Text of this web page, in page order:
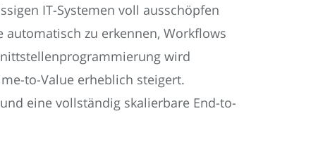
IT-Systemen voll ausschöpfen
automatisch zu erkennen, Workflows
wird
to-Value erheblich steigert.
eine vollständig skalierbare End-to-